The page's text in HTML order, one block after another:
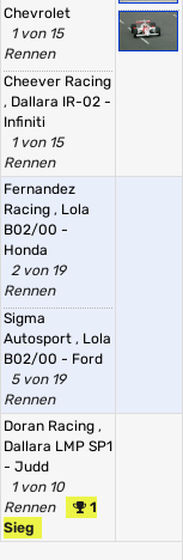
Chevrolet
1 von 15
Rennen
Cheever Racing
, Dallara IR-02 -
Infiniti
1 von 15
Rennen
Fernandez
Racing , Lola
B02/00 -
Honda
2 von 19
Rennen
Sigma
Autosport , Lola
B02/00 - Ford
5 von 19
Rennen
Doran Racing ,
Dallara LMP SP1
- Judd
1 von 10
Rennen
1
Sieg